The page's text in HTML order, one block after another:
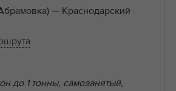
— Краснодарский
до 1 тонны, самозанятый,